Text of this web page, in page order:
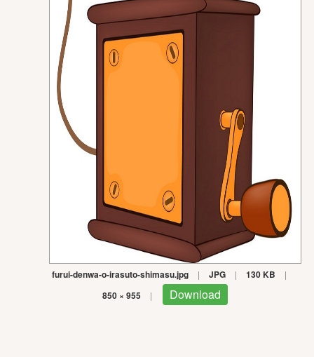
furui-denwa-o-irasuto-shimasu.jpg | JPG | 130 KB |
850 × 955 | Download